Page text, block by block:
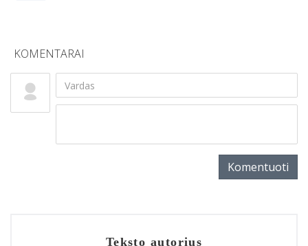
KOMENTARAI
Komentuoti
Teksto autorius